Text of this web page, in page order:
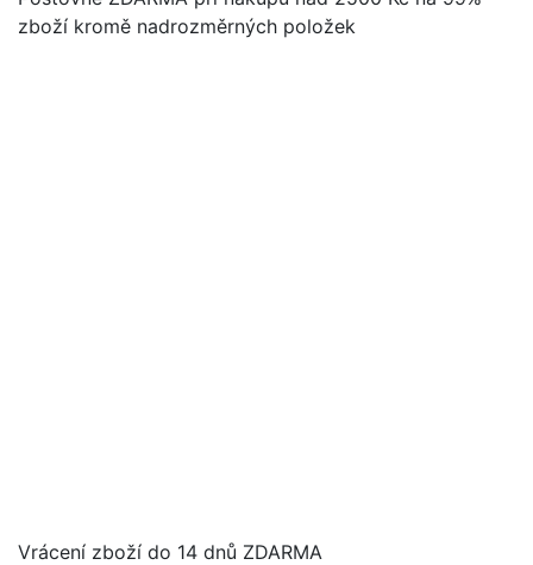
zboží kromě nadrozměrných položek
Vrácení zboží do 14 dnů ZDARMA